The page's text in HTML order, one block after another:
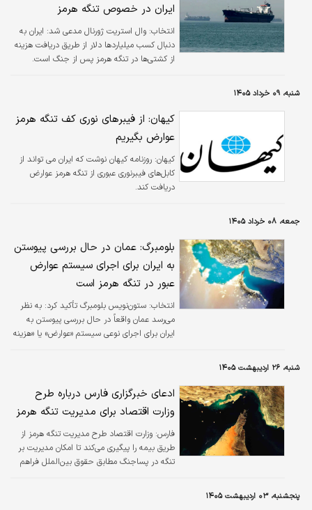
ایران در خصوص تنگه هرمز
انتخاب: وال استریت ژورنال مدعی شد: ایران به
دنبال کسب میلیاردها دلار از طریق دریافت هزینه
از کشتی‌ها در تنگه هرمز پس از جنگ است.
شنبه، ۰۹ خرداد ۱۴۰۵
کیهان: از فیبرهای نوری کف تنگه هرمز
عوارض بگیریم
کیهان: روزنامه کیهان نوشت که ایران می تواند از
کابل‌های فیبرنوری عبوری از تنگه هرمز عوارض
دریافت کند.
جمعه، ۰۸ خرداد ۱۴۰۵
بلومبرگ: عمان در حال بررسی پیوستن
به ایران برای اجرای سیستم عوارض
عبور در تنگه هرمز است
انتخاب: ستون‌نویس بلومبرگ تأکید کرد: به نظر
می‌رسد عمان واقعاً در حال بررسی پیوستن به
ایران برای اجرای نوعی سیستم «عوارض» یا «هزینه
شنبه، ۲۶ اردیبهشت ۱۴۰۵
ادعای خبرگزاری فارس درباره طرح
وزارت اقتصاد برای مدیریت تنگه هرمز
فارس: وزارت اقتصاد طرح مدیریت تنگه هرمز از
طریق بیمه را پیگیری می‌کند تا امکان مدیریت بر
تنگه در پساجنگ مطابق حقوق بین‌الملل فراهم
پنجشنبه، ۰۳ اردیبهشت ۱۴۰۵